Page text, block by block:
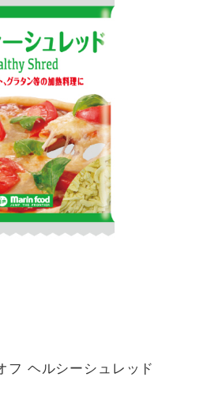
フ ヘルシーシュレッド